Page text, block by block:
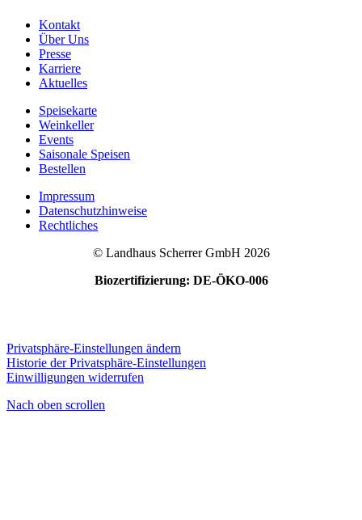
Kontakt
Über Uns
Presse
Karriere
Aktuelles
Speisekarte
Weinkeller
Events
Saisonale Speisen
Bestellen
Impressum
Datenschutzhinweise
Rechtliches
© Landhaus Scherrer GmbH 2026
Biozertifizierung: DE-ÖKO-006
Privatsphäre-Einstellungen ändern
Historie der Privatsphäre-Einstellungen
Einwilligungen widerrufen
Nach oben scrollen